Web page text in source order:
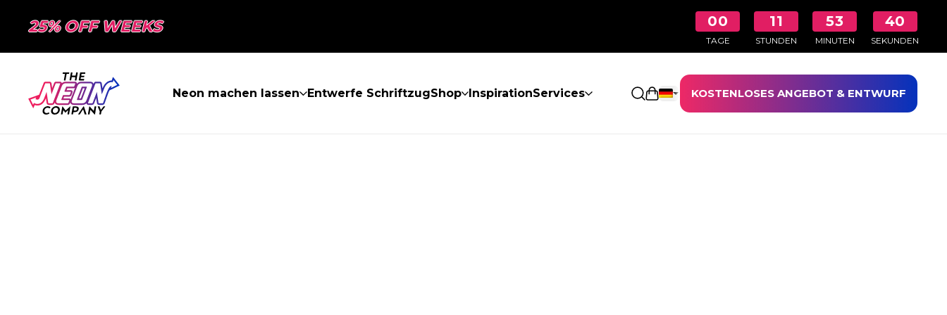
25% OFF WEEKS 00
TAGE
11
STUNDEN
53
MINUTEN
39
SEKUNDEN
Neon machen lassen Entwerfe SchriftzugShop InspirationServices Einkaufswagen öffnen
KOSTENLOSES ANGEBOT & ENTWURF